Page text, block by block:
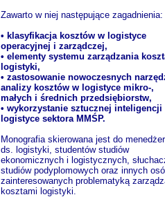
Zawarto w niej następujące zagadnienia:
• klasyfikacja kosztów w logistyce
operacyjnej i zarządczej,
• elementy systemu zarządzania
logistyki,
• zastosowanie nowoczesnych
analizy kosztów w logistyce mikro-,
małych i średnich przedsiębiorstw,
• wykorzystanie sztucznej inteligencji
logistyce sektora MMŚP.
Monografia skierowana jest do
ds. logistyki, studentów studiów
ekonomicznych i logistycznych,
studiów podyplomowych oraz innych
zainteresowanych problematyką
kosztami logistyki.